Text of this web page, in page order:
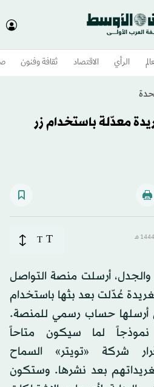
الرأي الاقتصاد ثقافة وفنون
معدّلة باستخدام زر
T
T
والجدل، أرسلت منصة التواصل
عُدّلت بعد بثها باستخدام
أرسلها حساب رسمي للمنصة.
لما سيكون متاحاً
شركة «تويتر» السماح
بعد نشرها. وستكون